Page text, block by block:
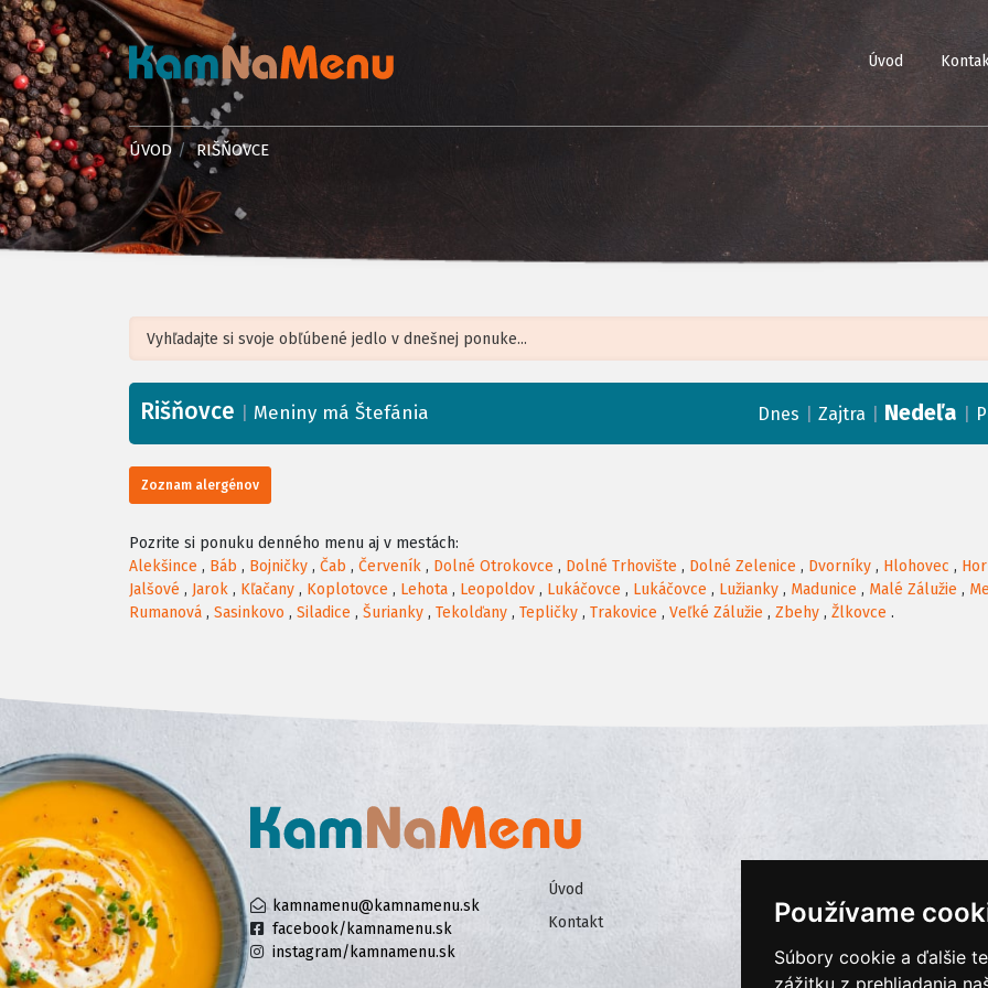
Používame
Súbory cookie a ďalšie
zážitku z prehliadania
Úvod
ÚVOD RIŠŇOVCE
+
−
Rišňovce Meniny má Štefánia Dnes Zajtra Nedeľa
Zoznam alergénov
Pozrite si ponuku denného menu aj v mestách:
Alekšince , Báb , Bojničky , Čab , Červeník , Dolné Otrokovce , Dolné Trhovište , Dolné Zelenice , Dvorníky , Hlohovec ,
Jalšové , Jarok , Kľačany , Koplotovce , Lehota , Leopoldov , Lukáčovce , Lukáčovce , Lužianky , Madunice , Malé Zálužie ,
Rumanová , Sasinkovo , Siladice , Šurianky , Tekolďany , Tepličky , Trakovice , Veľké Zálužie , Zbehy , Žlkovce .
kamnamenu@kamnamenu.sk
facebook/kamnamenu.sk
instagram/kamnamenu.sk
Úvod
Kontakt
Ochrana osobných údajov
Cookies